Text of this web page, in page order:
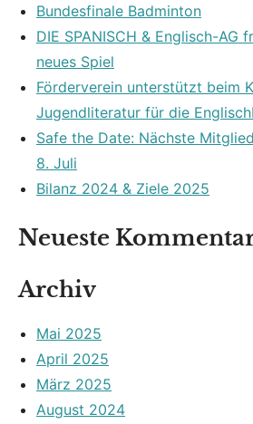
Bundesfinale Badminton
DIE SPANISCH & Englisch-AG
neues Spiel
Förderverein unterstützt beim
Jugendliteratur für die
Safe the Date: Nächste
8. Juli
Bilanz 2024 & Ziele 2025
Neueste
Archiv
Mai 2025
April 2025
März 2025
August 2024